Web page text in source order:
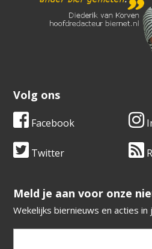
Volg ons
Facebook
Twitter
​​​​​​​Meld je aan voor onze
Wekelijks biernieuws en acties in